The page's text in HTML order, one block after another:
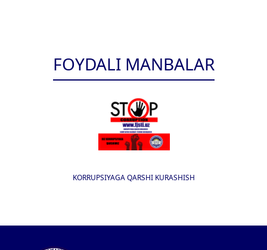
FOYDALI MANBALAR
KORRUPSIYAGA QARSHI KURASHISH